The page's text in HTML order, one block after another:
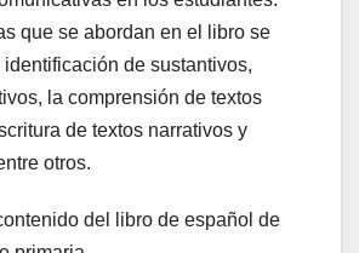
que se abordan en el libro se
de sustantivos,
la comprensión de textos
de textos narrativos y
otros.